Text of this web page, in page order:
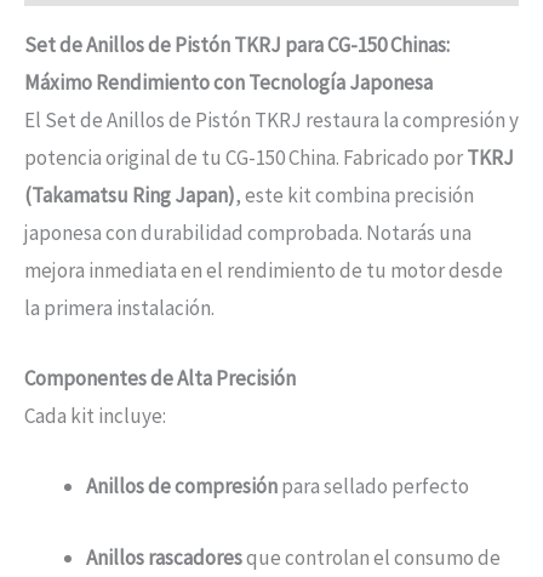
Set de Anillos de Pistón TKRJ para CG-150 Chinas:
Máximo Rendimiento con Tecnología Japonesa
El Set de Anillos de Pistón TKRJ restaura la compresión y
potencia original de tu CG-150 China. Fabricado porTKRJ
(Takamatsu Ring Japan), este kit combina precisión
japonesa con durabilidad comprobada. Notarás una
mejora inmediata en el rendimiento de tu motor desde
la primera instalación.
Componentes de Alta Precisión
Cada kit incluye:
Anillos de compresiónpara sellado perfecto
Anillos rascadoresque controlan el consumo de